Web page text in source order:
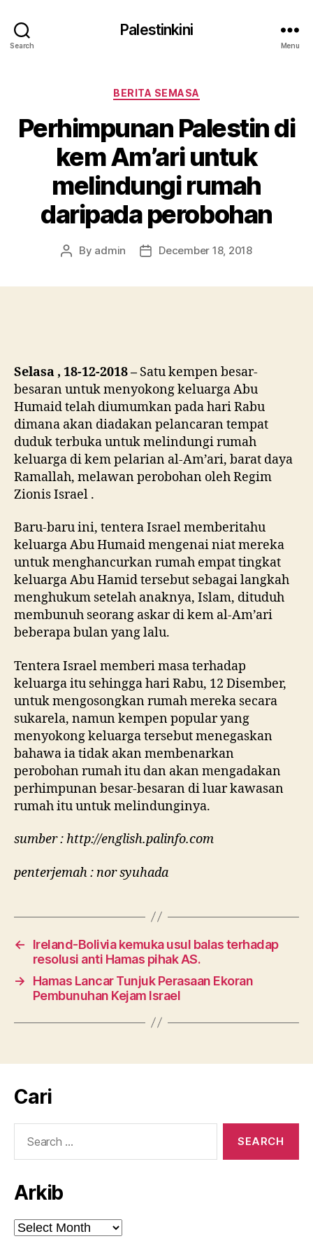
Search
Palestinkini
Menu
Categories
BERITA SEMASA
Perhimpunan Palestin di
kem Am’ari untuk
melindungi rumah
daripada perobohan
Post
By admin
PostDecember 18, 2018
Selasa , 18-12-2018 – Satu kempen besar-
besaran untuk menyokong keluarga Abu
Humaid telah diumumkan pada hari Rabu
dimana akan diadakan pelancaran tempat
duduk terbuka untuk melindungi rumah
keluarga di kem pelarian al-Am’ari, barat daya
Ramallah, melawan perobohan oleh Regim
Zionis Israel .
Baru-baru ini, tentera Israel memberitahu
keluarga Abu Humaid mengenai niat mereka
untuk menghancurkan rumah empat tingkat
keluarga Abu Hamid tersebut sebagai langkah
menghukum setelah anaknya, Islam, dituduh
membunuh seorang askar di kem al-Am’ari
beberapa bulan yang lalu.
Tentera Israel memberi masa terhadap
keluarga itu sehingga hari Rabu, 12 Disember,
untuk mengosongkan rumah mereka secara
sukarela, namun kempen popular yang
menyokong keluarga tersebut menegaskan
bahawa ia tidak akan membenarkan
perobohan rumah itu dan akan mengadakan
perhimpunan besar-besaran di luar kawasan
rumah itu untuk melindunginya.
sumber : http://english.palinfo.com
penterjemah : nor syuhada
←
Ireland-Bolivia kemuka usul balas terhadap
resolusi anti Hamas pihak AS.
→
Hamas Lancar Tunjuk Perasaan Ekoran
Pembunuhan Kejam Israel
Cari
Arkib
Arkib